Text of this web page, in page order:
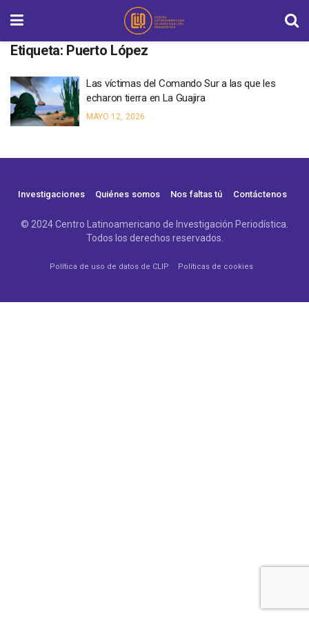
Etiqueta: Puerto López
Las víctimas del Comando Sur a las que les
echaron tierra en La Guajira
MAYO 12, 2026
Investigaciones Quiénes somos Nos faltas tú Contáctenos
© 2024 Centro Latinoamericano de Investigación Periodística.
Todos los derechos reservados.
Política de uso de datos de CLIP Políticas de cookies